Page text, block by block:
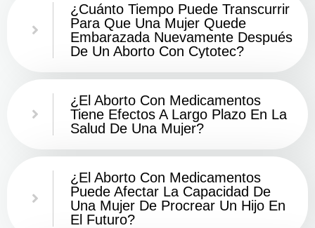
¿Cuánto Tiempo Puede Transcurrir
Para Que Una Mujer Quede
Embarazada Nuevamente Después
De Un Aborto Con Cytotec?
¿El Aborto Con Medicamentos
Tiene Efectos A Largo Plazo En La
Salud De Una Mujer?
¿El Aborto Con Medicamentos
Puede Afectar La Capacidad De
Una Mujer De Procrear Un Hijo En
El Futuro?